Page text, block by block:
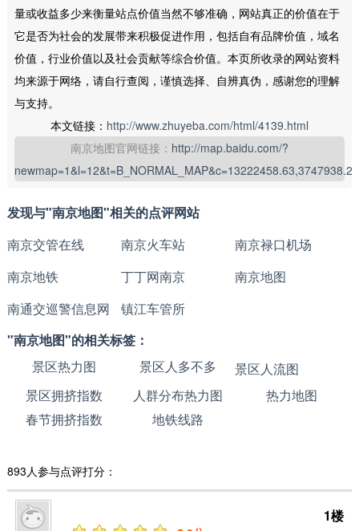
量或收益多少来衡量站点价值当然不够准确，网站真正的价值在于
它是否为社会的发展带来积极促进作用，包括自有品牌价值，域名
价值，行业价值以及社会贡献等综合价值。本页所收录的网站资料
均来源于网络，请自行查阅，谨慎选择、自辨真伪，感谢您的理解
与支持。
本文链接： http://www.zhuyeba.com/html/4139.html
南京地图官网链接： http://map.baidu.com/?
发现与"南京地图"相关的点评网站
南京交管在线
南京火车站
南京禄口机场
南京地铁
丁丁网南京
南京地图
南通交巡警信息网
镇江车管所
"南京地图"的相关标签：
景区热力图
景区人多不多
景区人流图
景区拥挤指数
人群分布热力图
热力地图
春节拥挤指数
地铁线路
893人参与点评打分：
1楼